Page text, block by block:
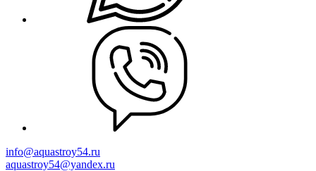
info@aquastroy54.ru
aquastroy54@yandex.ru